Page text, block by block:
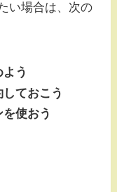
い場合は、次の
う
ておこう
使おう